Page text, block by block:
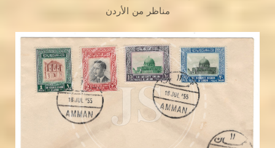
مناظر من الأردن
JS
JORDANSTAMPS.COM